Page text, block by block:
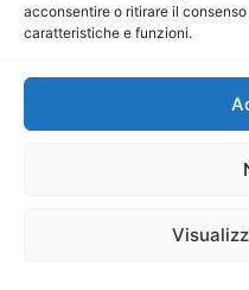
acconsentire o ritirare il
caratteristiche e funzioni.
Direttore
P.IVA:
Mercurio
iscritta al Registro degli
Sito gestito daLa